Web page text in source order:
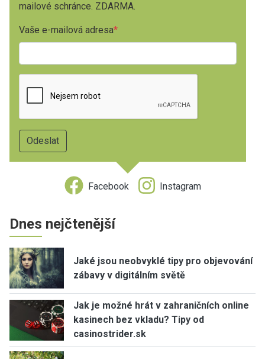
mailové schránce. ZDARMA.
Vaše e-mailová adresa
Facebook Instagram
Dnes nejčtenější
Jaké jsou neobvyklé tipy pro objevování
zábavy v digitálním světě
Jak je možné hrát v zahraničních online
kasinech bez vkladu? Tipy od
casinostrider.sk